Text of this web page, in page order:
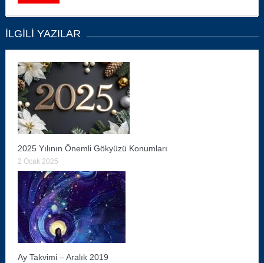
İLGILI YAZILAR
2025 Yılının Önemli Gökyüzü Konumları
2 Ocak 2025
Ay Takvimi – Aralık 2019